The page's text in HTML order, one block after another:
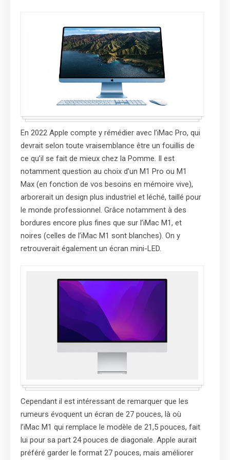
En 2022 Apple compte y rémédier avec l’iMac Pro, qui
devrait selon toute vraisemblance être un fouillis de
ce qu’il se fait de mieux chez la Pomme. Il est
notamment question au choix d’un M1 Pro ou M1
Max (en fonction de vos besoins en mémoire vive),
arborerait un design plus industriel et léché, taillé pour
le monde professionnel. Grâce notamment à des
bordures encore plus fines que sur l’iMac M1, et
noires (celles de l’iMac M1 sont blanches). On y
retrouverait également un écran mini-LED.
Cependant il est intéressant de remarquer que les
rumeurs évoquent un écran de 27 pouces, là où
l’iMac M1 qui remplace le modèle de 21,5 pouces, fait
lui pour sa part 24 pouces de diagonale. Apple aurait
préféré garder le format 27 pouces, mais améliorer